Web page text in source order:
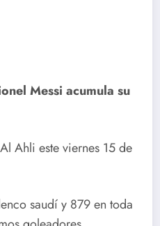
Messi acumula su
Ahli este viernes 15 de
saudí y 879 en toda